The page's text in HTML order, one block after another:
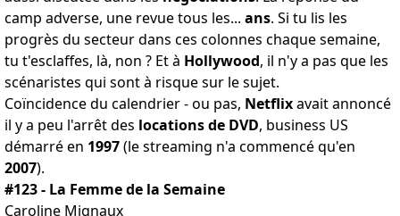
camp adverse, une revuetous les... ans. Si tu lis les
progrès du secteur dans ces colonnes chaque semaine,
tu t'esclaffes, là, non ? Et à Hollywood, il n'y a pas que les
scénaristes qui sontà risque sur le sujet.
Coïncidence du calendrier -ou pas, Netflixavait annoncé
il y a peu l'arrêt des locations de DVD, business US
démarré en 1997(le streaming n'a commencé qu'en
2007).
#123 - La Femme de la Semaine
Caroline Mignaux